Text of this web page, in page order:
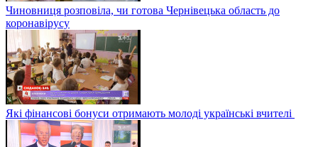
Чиновниця розповіла, чи готова Чернівецька область до
коронавірусу
Які фінансові бонуси отримають молоді українські вчителі